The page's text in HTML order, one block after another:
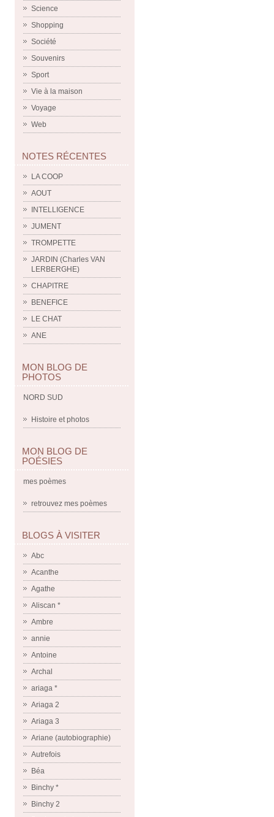
Science
Shopping
Société
Souvenirs
Sport
Vie à la maison
Voyage
Web
NOTES RÉCENTES
LA COOP
AOUT
INTELLIGENCE
JUMENT
TROMPETTE
JARDIN (Charles VAN
LERBERGHE)
CHAPITRE
BENEFICE
LE CHAT
ANE
MON BLOG DE
PHOTOS
NORD SUD
Histoire et photos
MON BLOG DE
POÉSIES
mes poèmes
retrouvez mes poèmes
BLOGS À VISITER
Abc
Acanthe
Agathe
Aliscan *
Ambre
annie
Antoine
Archal
ariaga *
Ariaga 2
Ariaga 3
Ariane (autobiographie)
Autrefois
Béa
Binchy *
Binchy 2